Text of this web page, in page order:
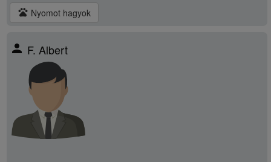
pets Nyomot hagyok
person F. Albert